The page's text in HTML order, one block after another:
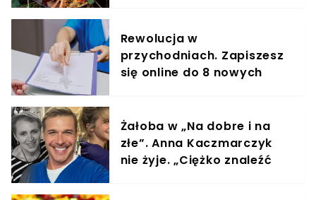
Rewolucja w
przychodniach. Zapiszesz
się online do 8 nowych
Żałoba w „Na dobre i na
złe”. Anna Kaczmarczyk
nie żyje. „Ciężko znaleźć